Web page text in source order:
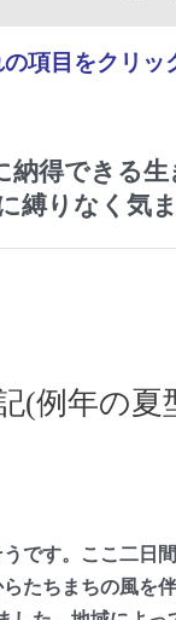
項目をクリッ
得できる
縛りなく気
例年の夏
です。ここ二日
たちまちの風を